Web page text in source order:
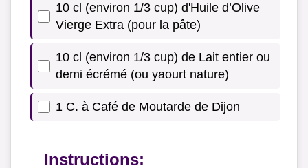
10 cl (environ 1/3 cup) d'Huile d’Olive
Vierge Extra (pour la pâte)
10 cl (environ 1/3 cup) de Lait entier ou
demi écrémé (ou yaourt nature)
1 C. à Café de Moutarde de Dijon
Instructions: